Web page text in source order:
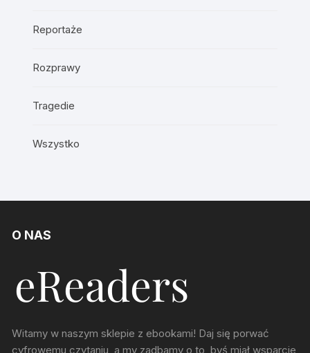
Reportaże
Rozprawy
Tragedie
Wszystko
O NAS
Witamy w naszym sklepie z ebookami! Daj się porwać
cyfrowemu czytaniu, a my zadbamy o to, byś miał wsparcie